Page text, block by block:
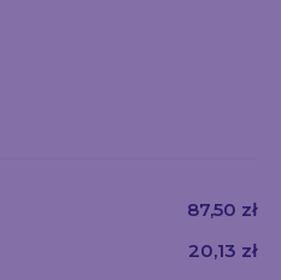
87,50 zł
20,13 zł